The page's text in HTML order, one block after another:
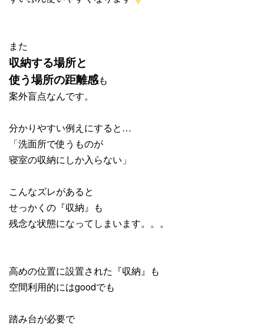
また
収納する場所と
使う場所の距離感も
案外盲点なんです。
分かりやすい例えにすると…
「洗面所で使うものが
寝室の収納にしか入らない」
こんなズレがあると
せっかくの『収納』も
残念な状態になってしまいます。。。
高めの位置に設置された『収納』も
空間利用的にはgoodでも
踏み台が必要で